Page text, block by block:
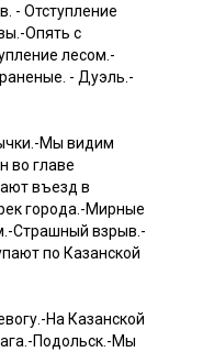
- Отступление
Опять с
лесом.-
- Дуэль.-
Мы видим
во главе
въезд в
города.-Мирные
Страшный взрыв.-
по Казанской
На Казанской
Подольск.-Мы